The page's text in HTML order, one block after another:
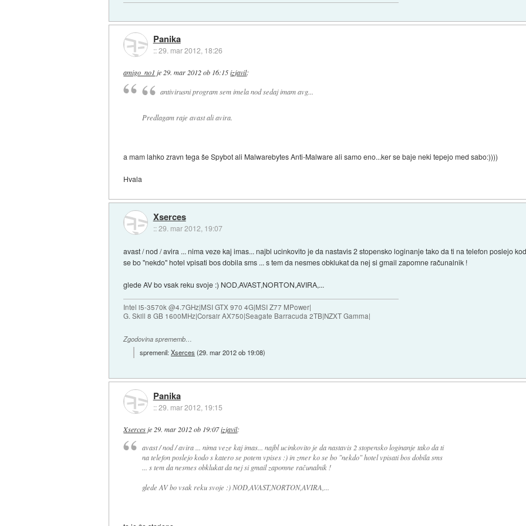
Panika
::29. mar 2012, 18:26
amigo_no1 je29. mar 2012 ob 16:15 izjavil:
antivirusni program sem imela nod sedaj imam avg...
Predlagam raje avast ali avira.
a mam lahko zravn tega še Spybot ali Malwarebytes Anti-Malware ali samo eno...ker se baje neki tepejo med sabo:))))
Hvala
Xserces
::29. mar 2012, 19:07
avast / nod / avira ... nima veze kaj imas... najbl ucinkovito je da nastavis 2 stopensko loginanje tako da ti na telefon poslejo
se bo "nekdo" hotel vpisati bos dobila sms ... s tem da nesmes obklukat da nej si gmail zapomne računalnik !
glede AV bo vsak reku svoje :) NOD,AVAST,NORTON,AVIRA,...
Intel i5-3570k @4.7GHz|MSI GTX 970 4G|MSI Z77 MPower|
G. Skill 8 GB 1600MHz|Corsair AX750|Seagate Barracuda 2TB|NZXT Gamma|
Zgodovina sprememb…
spremenil:Xserces (29. mar 2012 ob 19:08)
Panika
::29. mar 2012, 19:15
Xsercesje29. mar 2012 ob 19:07izjavil:
avast / nod / avira ... nima veze kaj imas... najbl ucinkovito je da nastavis 2 stopensko loginanje tako da ti
na telefon poslejo kodo s katero se potem vpises :) in zmer ko se bo "nekdo" hotel vpisati bos dobila sms
... s tem da nesmes obklukat da nej si gmail zapomne računalnik !
glede AV bo vsak reku svoje :) NOD,AVAST,NORTON,AVIRA,...